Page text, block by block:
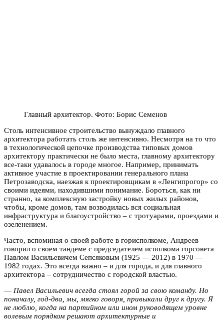
Главный архитектор. Фото: Борис Семенов
Столь интенсивное строительство вынуждало главного
архитектора работать столь же интенсивно. Несмотря на то что
в технологической цепочке производства типовых домов
архитектору практически не было места, главному архитектору
все-таки удавалось в городе многое. Например, принимать
активное участие в проектировании генерального плана
Петрозаводска, наезжая к проектировщикам в «Ленгипрогор» со
своими идеями, находившими понимание. Бороться, как ни
странно, за комплексную застройку новых жилых районов,
чтобы, кроме домов, там возводилась вся социальная
инфраструктура и благоустройство – с тротуарами, проездами и
озеленением.
Часто, вспоминая о своей работе в горисполкоме, Андреев
говорил о своем тандеме с председателем исполкома горсовета
Павлом Васильевичем Сепсяковым (1925 — 2012) в 1970 —
1982 годах. Это всегда важно – и для города, и для главного
архитектора – сотрудничество с городской властью.
— Павел Васильевич всегда стоял горой за свою команду. Но
поначалу, год-два, мы, мягко говоря, привыкали друг к другу. Я
не люблю, когда на партийном или ином руководящем уровне
волевым порядком решают архитектурные и